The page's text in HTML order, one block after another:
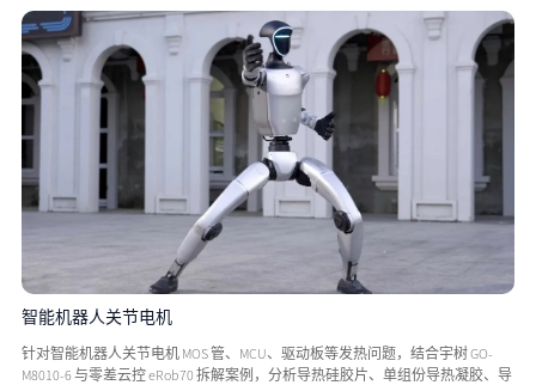
智能机器人关节电机
针对智能机器人关节电机 MOS 管、MCU、驱动板等发热问题，结合宇树 GO-
M8010-6 与零差云控 eRob70 拆解案例，分析导热硅胶片、单组份导热凝胶、导